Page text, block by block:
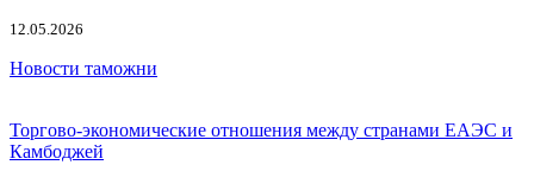
12.05.2026
Новости таможни
Торгово-экономические отношения между странами ЕАЭС и
Камбоджей